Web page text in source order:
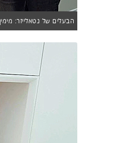
הבעלים של נטאלייזר: